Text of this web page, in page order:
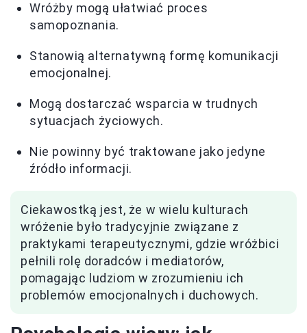
Wróżby mogą ułatwiać proces
samopoznania.
Stanowią alternatywną formę komunikacji
emocjonalnej.
Mogą dostarczać wsparcia w trudnych
sytuacjach życiowych.
Nie powinny być traktowane jako jedyne
źródło informacji.
Ciekawostką jest, że w wielu kulturach
wróżenie było tradycyjnie związane z
praktykami terapeutycznymi, gdzie wróżbici
pełnili rolę doradców i mediatorów,
pomagając ludziom w zrozumieniu ich
problemów emocjonalnych i duchowych.